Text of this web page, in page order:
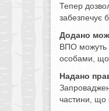
Тепер
забезпечує
Додано
ВПО можуть
особами, що
Надано
частини, що